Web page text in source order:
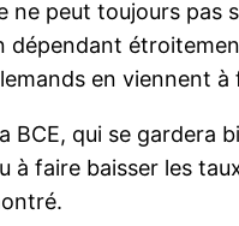
ne peut toujours
dépendant
en viennent
qui se gardera
à faire baisser les